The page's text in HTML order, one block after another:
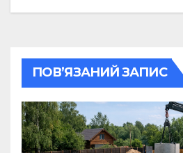
ПОВ’ЯЗАНИЙ ЗАПИС